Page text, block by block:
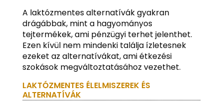
A laktózmentes alternatívák gyakran
drágábbak, mint a hagyományos
tejtermékek, ami pénzügyi terhet jelenthet.
Ezen kívül nem mindenki találja ízletesnek
ezeket az alternatívákat, ami étkezési
szokások megváltoztatásához vezethet.
LAKTÓZMENTES ÉLELMISZEREK ÉS
ALTERNATÍVÁK